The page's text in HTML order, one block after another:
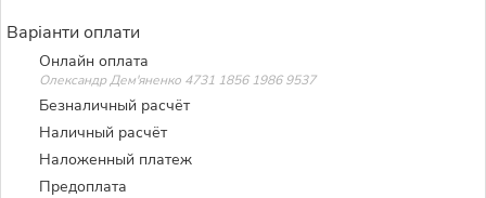
Варіанти оплати
Онлайн оплата
Олександр Дем'яненко 4731 1856 1986 9537
Безналичный расчёт
Наличный расчёт
Наложенный платеж
Предоплата